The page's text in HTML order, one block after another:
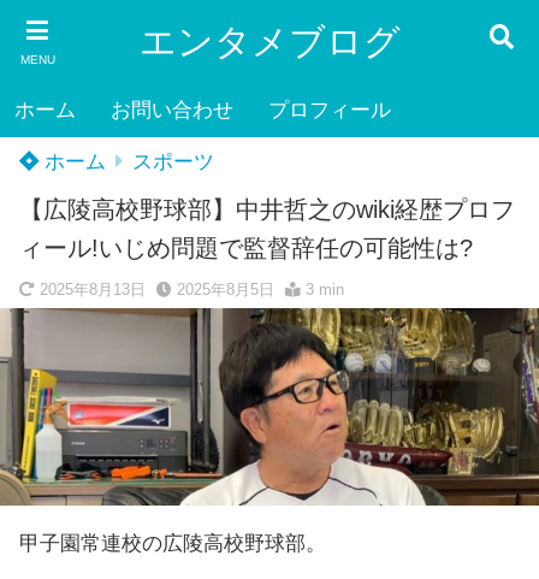
MENU エンタメブログ
ホーム お問い合わせ プロフィール
ホーム スポーツ
【広陵高校野球部】中井哲之のwiki経歴プロフ
ィール!いじめ問題で監督辞任の可能性は?
2025年8月13日 2025年8月5日 3 min
甲子園常連校の広陵高校野球部。